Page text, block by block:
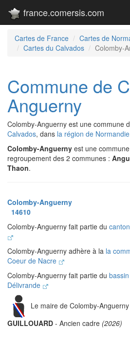
france.comersis.com
Cartes de France
Cartes de
Cartes du Calvados
Colomby-
Commune de
Anguerny
Colomby-Anguerny est une commune
Calvados, dans la région de
Colomby-Anguerny est une
regroupement des 2 communes :
Thaon.
Colomby-Anguerny
14610
Colomby-Anguerny fait partie du
Colomby-Anguerny adhère à la la
Coeur de Nacre
Colomby-Anguerny fait partie du
Délivrande
Le maire de Colomby-
GUILLOUARD - Ancien cadre (2026)